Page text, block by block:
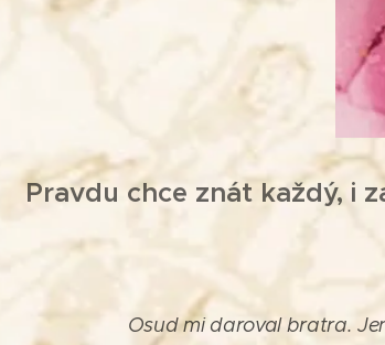
Pravdu chce znát každý, i
Osud mi daroval bratra.